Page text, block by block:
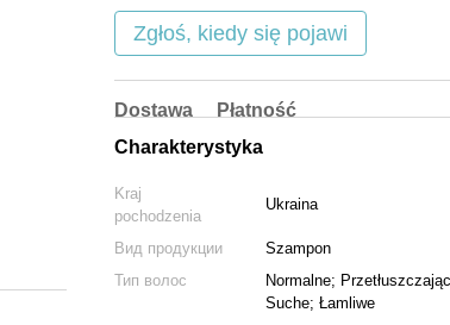
Zgłoś, kiedy się pojawi
Dostawa
Płatność
Charakterystyka
Kraj
pochodzenia
Ukraina
Вид продукции
Szampon
Тип волос
Normalne;
Suche; Łamliwe